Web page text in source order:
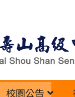
校園公告